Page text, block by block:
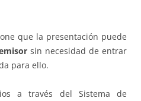
que la presentación puede
sin necesidad de entrar
para ello.
a través del Sistema de